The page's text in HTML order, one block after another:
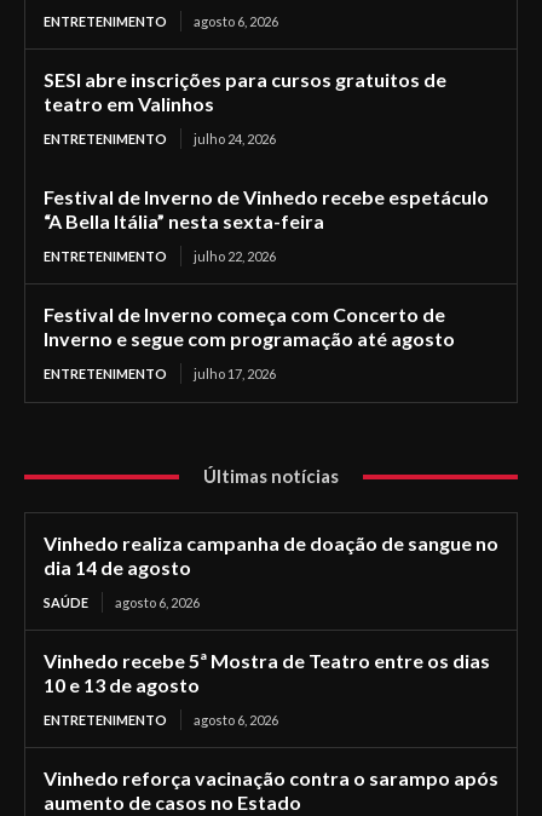
ENTRETENIMENTO agosto 6, 2026
SESI abre inscrições para cursos gratuitos de
teatro em Valinhos
ENTRETENIMENTO julho 24, 2026
Festival de Inverno de Vinhedo recebe espetáculo
“A Bella Itália” nesta sexta-feira
ENTRETENIMENTO julho 22, 2026
Festival de Inverno começa com Concerto de
Inverno e segue com programação até agosto
ENTRETENIMENTO julho 17, 2026
Últimas notícias
Vinhedo realiza campanha de doação de sangue no
dia 14 de agosto
SAÚDE agosto 6, 2026
Vinhedo recebe 5ª Mostra de Teatro entre os dias
10 e 13 de agosto
ENTRETENIMENTO agosto 6, 2026
Vinhedo reforça vacinação contra o sarampo após
aumento de casos no Estado